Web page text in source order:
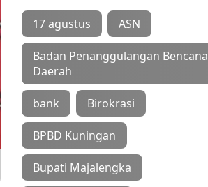
17 agustus ASN
Badan Penanggulangan Bencana
Daerah
bank Birokrasi
BPBD Kuningan
Bupati Majalengka